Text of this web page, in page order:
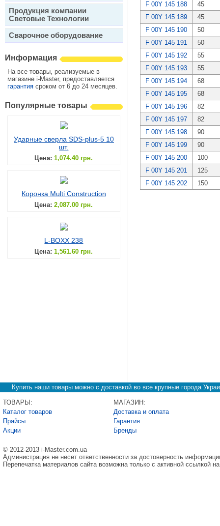
Продукция компании
Световые Технологии
Сварочное оборудование
Информация
На все товары, реализуемые в
магазине i-Master, предоставляется
гарантия сроком от 6 до 24 месяцев.
Популярные товары
Ударные сверла SDS-plus-5 10
шт.
Цена: 1,074.40 грн.
Коронка Multi Construction
Цена: 2,087.00 грн.
L-BOXX 238
Цена: 1,561.60 грн.
F 00Y 145 188
45
F 00Y 145 189
45
F 00Y 145 190
50
F 00Y 145 191
50
F 00Y 145 192
55
F 00Y 145 193
55
F 00Y 145 194
68
F 00Y 145 195
68
F 00Y 145 196
82
F 00Y 145 197
82
F 00Y 145 198
90
F 00Y 145 199
90
F 00Y 145 200
100
F 00Y 145 201
125
F 00Y 145 202
150
Купить наши товары можно с доставкой во все крупные города
ТОВАРЫ:
Каталог товаров
Прайсы
Акции
МАГАЗИН:
Доставка и оплата
Гарантия
Бренды
© 2012-2013 i-Master.com.ua
Администрация не несет ответственности за достоверность
Перепечатка материалов сайта возможна только с активной ссылкой